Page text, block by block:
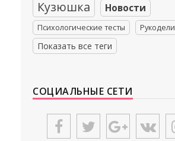
Кузюшка Новости
Психологические тесты
Показать все теги
СОЦИАЛЬНЫЕ СЕТИ